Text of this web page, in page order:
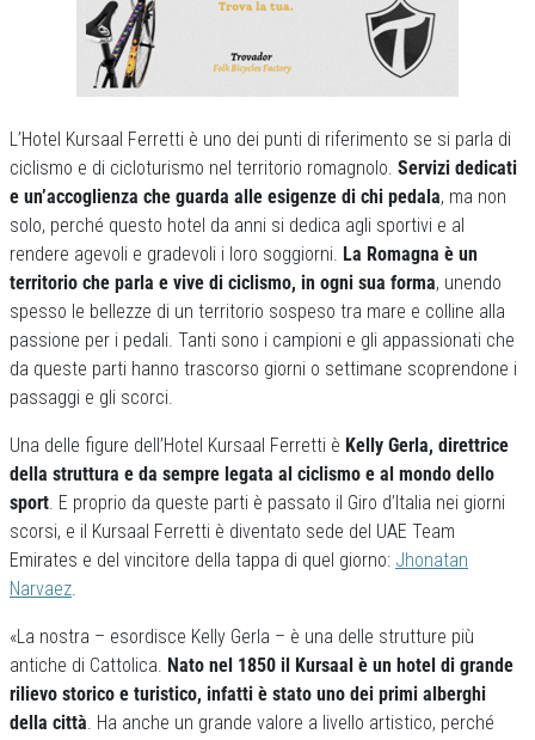
L’Hotel Kursaal Ferretti è uno dei punti di riferimento se si parla di
ciclismo e di cicloturismo nel territorio romagnolo. Servizi dedicati
e un’accoglienza che guarda alle esigenze di chi pedala, ma non
solo, perché questo hotel da anni si dedica agli sportivi e al
rendere agevoli e gradevoli i loro soggiorni. La Romagna è un
territorio che parla e vive di ciclismo, in ogni sua forma, unendo
spesso le bellezze di un territorio sospeso tra mare e colline alla
passione per i pedali. Tanti sono i campioni e gli appassionati che
da queste parti hanno trascorso giorni o settimane scoprendone i
passaggi e gli scorci.
Una delle figure dell’Hotel Kursaal Ferretti è Kelly Gerla, direttrice
della struttura e da sempre legata al ciclismo e al mondo dello
sport. E proprio da queste parti è passato il Giro d’Italia nei giorni
scorsi, e il Kursaal Ferretti è diventato sede del UAE Team
Emirates e del vincitore della tappa di quel giorno: Jhonatan
Narvaez.
«La nostra – esordisce Kelly Gerla – è una delle strutture più
antiche di Cattolica. Nato nel 1850 il Kursaal è un hotel di grande
rilievo storico e turistico, infatti è stato uno dei primi alberghi
della città. Ha anche un grande valore a livello artistico, perché